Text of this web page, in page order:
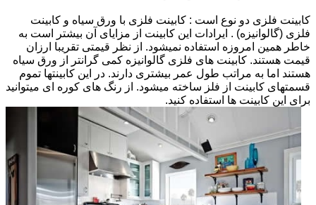
کابینت فلزی دو نوع است : کابینت فلزی با ورق سیاه و کابینت
فلزی (گالوانیزه) . ایرادات این کابینت از مزایای آن بیشتر است به
خاطر همین امروزه استفاده نمیشود. از نظر قیمتی تقریبا ارزان
قیمت هستند. کابینت های فلزی گالوانیزه کمی گرانتر از ورق سیاه
هستند اما به مراتب طول عمر بیشتری دارند. در این کابینتها تموم
قسمتهای کابینت از فلز ساخته میشود. از رنگ های کوره ای میتوانید
برای این کابینت ها استفاده کنید.